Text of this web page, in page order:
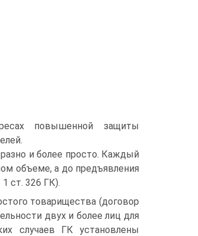
повышенной защиты
и более просто. Каждый
объеме, а до предъявления
ст. 326 ГК).
товарищества (договор
двух и более лиц для
случаев ГК установлены